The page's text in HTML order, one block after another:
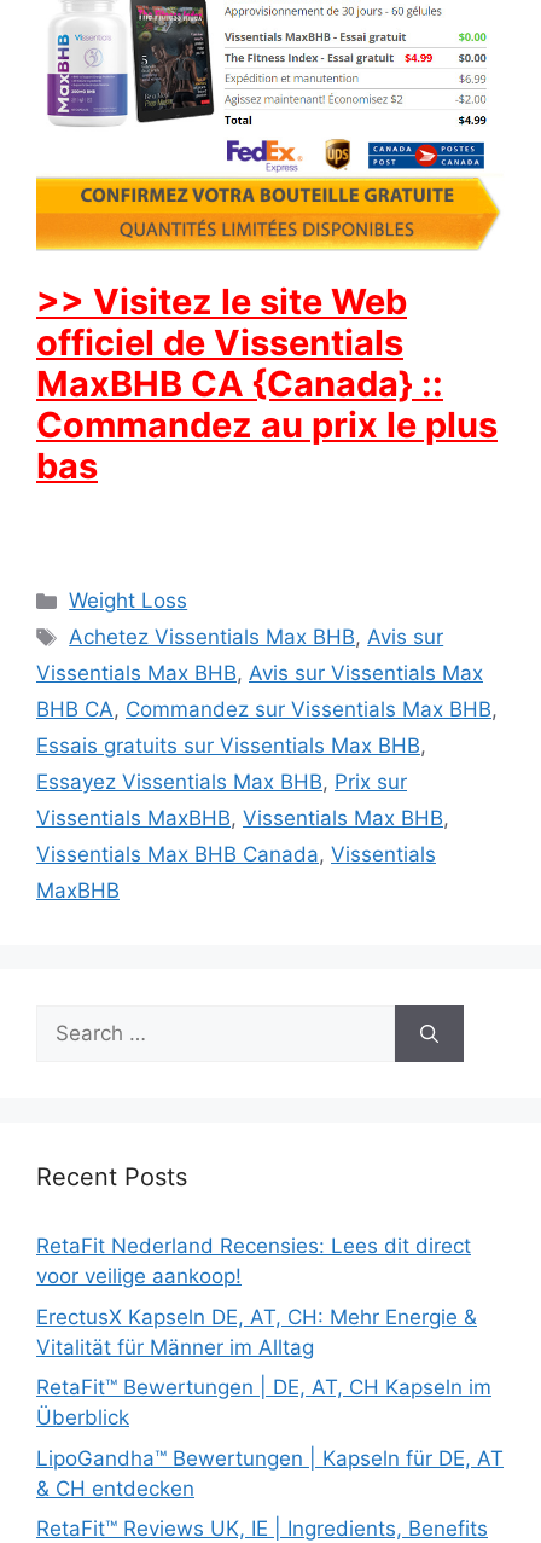
>> Visitez le site Web
officiel de Vissentials
MaxBHB CA {Canada} ::
Commandez au prix le plus
bas
Categories
Weight Loss
Tags
Achetez Vissentials Max BHB,Avis sur
Vissentials Max BHB, Avis sur Vissentials Max
BHB CA, Commandez sur Vissentials Max BHB,
Essais gratuits sur Vissentials Max BHB,
Essayez Vissentials Max BHB, Prix sur
Vissentials MaxBHB, Vissentials Max BHB,
Vissentials Max BHB Canada, Vissentials
MaxBHB
Search
for:
Recent Posts
RetaFit Nederland Recensies: Lees dit direct
voor veilige aankoop!
ErectusX Kapseln DE, AT, CH: Mehr Energie &
Vitalität für Männer im Alltag
RetaFit™ Bewertungen | DE, AT, CH Kapseln im
Überblick
LipoGandha™ Bewertungen | Kapseln für DE, AT
& CH entdecken
RetaFit™ Reviews UK, IE | Ingredients, Benefits